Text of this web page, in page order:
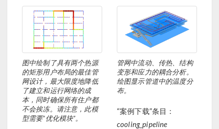
图中绘制了具有两个热源
的矩形用户布局的最佳管
网设计，最大限度地降低
了建立和运行网络的成
本，同时确保所有住户都
不会挨冻。请注意，此模
型需要“优化模块”。
管网中流动、传热、结构
变形和应力的耦合分析。
绘图显示管道中的温度分
布。
“案例下载”条目：
cooling_pipeline